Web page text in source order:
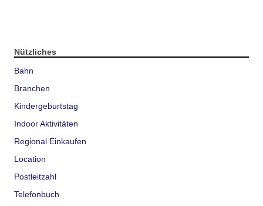
Nützliches
Bahn
Branchen
Kindergeburtstag
Indoor Aktivitäten
Regional Einkaufen
Location
Postleitzahl
Telefonbuch